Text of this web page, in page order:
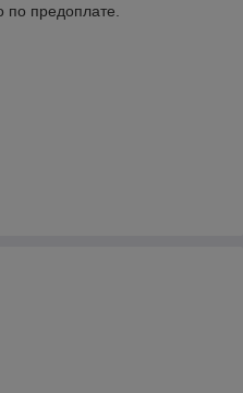
по предоплате.